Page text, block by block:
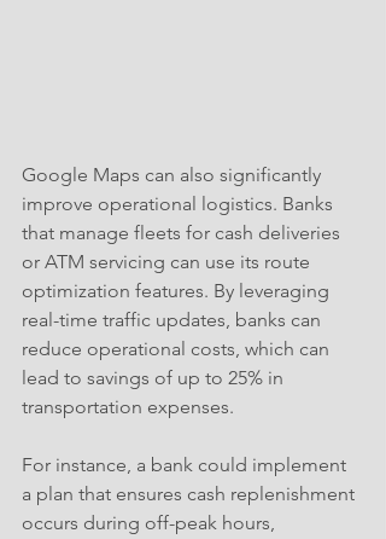
Google Maps can also significantly
improve operational logistics. Banks
that manage fleets for cash deliveries
or ATM servicing can use its route
optimization features. By leveraging
real-time traffic updates, banks can
reduce operational costs, which can
lead to savings of up to 25% in
transportation expenses.
For instance, a bank could implement
a plan that ensures cash replenishment
occurs during off-peak hours,